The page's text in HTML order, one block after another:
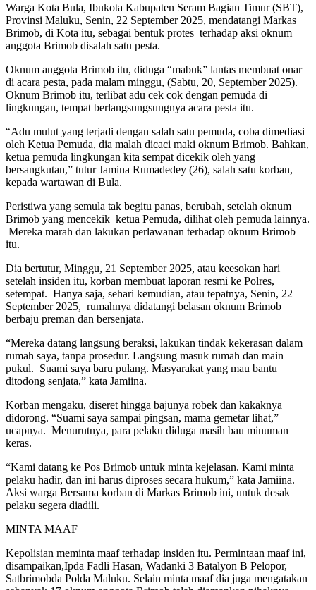
Warga Kota Bula, Ibukota Kabupaten Seram Bagian Timur (SBT),
Provinsi Maluku, Senin, 22 September 2025, mendatangi Markas
Brimob, di Kota itu, sebagai bentuk protes terhadap aksi oknum
anggota Brimob disalah satu pesta.
Oknum anggota Brimob itu, diduga “mabuk” lantas membuat onar
di acara pesta, pada malam minggu, (Sabtu, 20, September 2025).
Oknum Brimob itu, terlibat adu cek cok dengan pemuda di
lingkungan, tempat berlangsungsungnya acara pesta itu.
“Adu mulut yang terjadi dengan salah satu pemuda, coba dimediasi
oleh Ketua Pemuda, dia malah dicaci maki oknum Brimob. Bahkan,
ketua pemuda lingkungan kita sempat dicekik oleh yang
bersangkutan,” tutur Jamina Rumadedey (26), salah satu korban,
kepada wartawan di Bula.
Peristiwa yang semula tak begitu panas, berubah, setelah oknum
Brimob yang mencekik ketua Pemuda, dilihat oleh pemuda lainnya.
Mereka marah dan lakukan perlawanan terhadap oknum Brimob
itu.
Dia bertutur, Minggu, 21 September 2025, atau keesokan hari
setelah insiden itu, korban membuat laporan resmi ke Polres,
setempat. Hanya saja, sehari kemudian, atau tepatnya, Senin, 22
September 2025, rumahnya didatangi belasan oknum Brimob
berbaju preman dan bersenjata.
“Mereka datang langsung beraksi, lakukan tindak kekerasan dalam
rumah saya, tanpa prosedur. Langsung masuk rumah dan main
pukul. Suami saya baru pulang. Masyarakat yang mau bantu
ditodong senjata,” kata Jamiina.
Korban mengaku, diseret hingga bajunya robek dan kakaknya
didorong. “Suami saya sampai pingsan, mama gemetar lihat,”
ucapnya. Menurutnya, para pelaku diduga masih bau minuman
keras.
“Kami datang ke Pos Brimob untuk minta kejelasan. Kami minta
pelaku hadir, dan ini harus diproses secara hukum,” kata Jamiina.
Aksi warga Bersama korban di Markas Brimob ini, untuk desak
pelaku segera diadili.
MINTA MAAF
Kepolisian meminta maaf terhadap insiden itu. Permintaan maaf ini,
disampaikan,Ipda Fadli Hasan, Wadanki 3 Batalyon B Pelopor,
Satbrimobda Polda Maluku. Selain minta maaf dia juga mengatakan